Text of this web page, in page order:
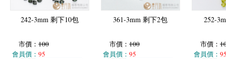
242-3mm 剩下10包
市價： 100
會員價： 95
361-3mm 剩下2包
市價： 100
會員價： 95
252-
市價：
會員價：